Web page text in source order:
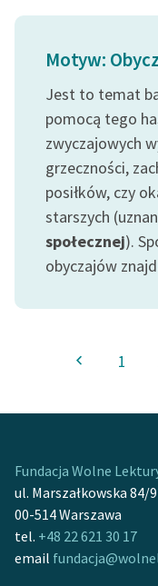
Motyw:
Jest to temat
pomocą tego
zwyczajowych
grzeczności,
posiłków, czy
starszych
społecznej).
obyczajów
1
Fundacja Wolne
ul. Marszałkowska 84/
00-514 Warszawa
tel. +48 22 621 30 17
email